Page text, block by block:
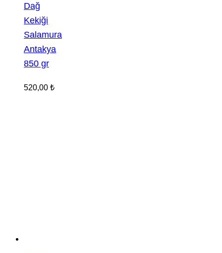
Dağ
Kekiği
Salamura
Antakya
850 gr
520,00 ₺